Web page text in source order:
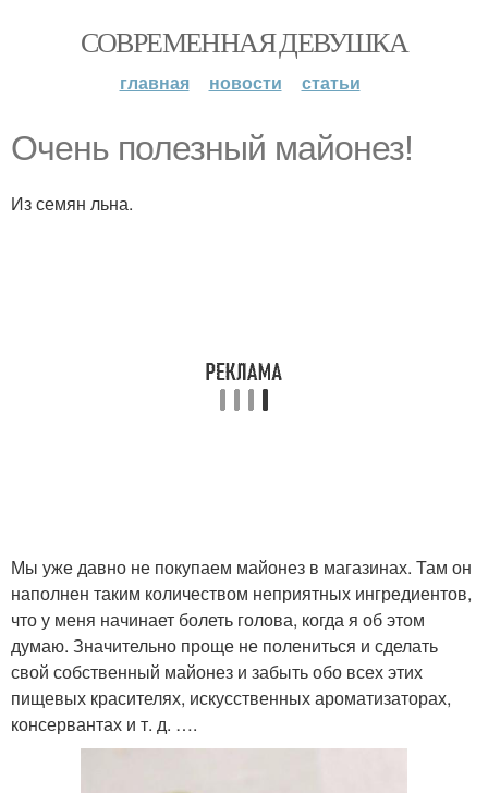
СОВРЕМЕННАЯ ДЕВУШКА
главная новости статьи
Очень полезный майонез!
Из семян льна.
Мы уже давно не покупаем майонез в магазинах. Там он
наполнен таким количеством неприятных ингредиентов,
что у меня начинает болеть голова, когда я об этом
думаю. Значительно проще не полениться и сделать
свой собственный майонез и забыть обо всех этих
пищевых красителях, искусственных ароматизаторах,
консервантах и т. д. ….